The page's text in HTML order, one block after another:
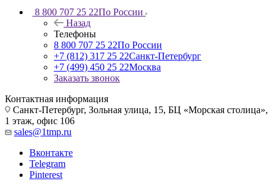
8 800 707 25 22По России
Назад
Телефоны
8 800 707 25 22По России
+7 (812) 317 25 22Санкт-Петербург
+7 (499) 450 25 22Москва
Заказать звонок
Контактная информация
Санкт-Петербург, Зольная улица, 15, БЦ «Морская столица»,
1 этаж, офис 106
sales@1tmp.ru
Вконтакте
Telegram
Pinterest